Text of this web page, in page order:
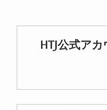
HTJ公式ア